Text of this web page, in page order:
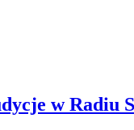
w Radiu